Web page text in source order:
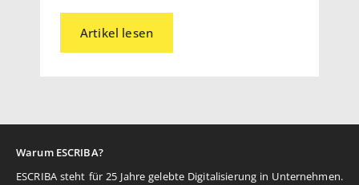
Artikel lesen
Warum ESCRIBA?
ESCRIBA steht für 25 Jahre gelebte Digitalisierung in Unternehmen.